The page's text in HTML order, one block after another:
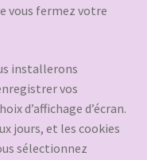
vous fermez votre
installerons
vos
d’affichage d’écran.
jours, et les cookies
sélectionnez